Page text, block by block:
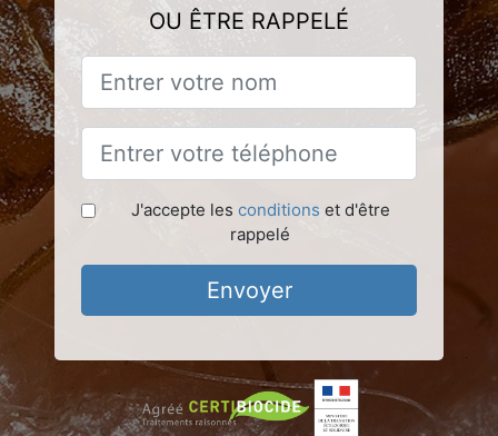
OU ÊTRE RAPPELÉ
J'accepte les conditions et d'être
rappelé
Envoyer